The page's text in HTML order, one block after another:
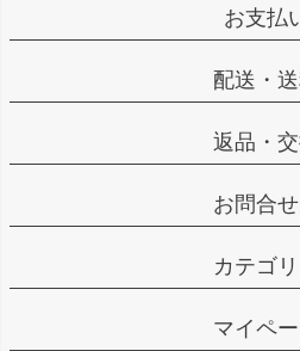
お支払
配送・
返品・
お問合
カテゴ
マイペ